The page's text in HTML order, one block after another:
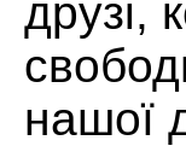
друзі,
нашої